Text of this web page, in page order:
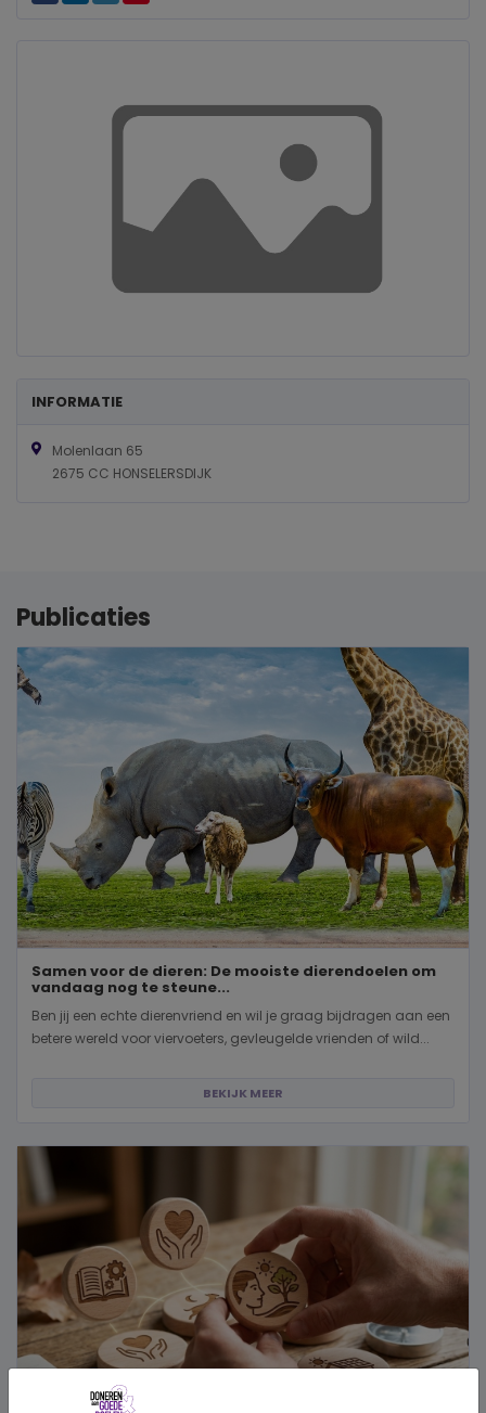
INFORMATIE
Molenlaan 65
2675 CC HONSELERSDIJK
Publicaties
Samen voor de dieren: De mooiste dierendoelen om
vandaag nog te steune...
Ben jij een echte dierenvriend en wil je graag bijdragen aan een
betere wereld voor viervoeters, gevleugelde vrienden of wild...
BEKIJK MEER